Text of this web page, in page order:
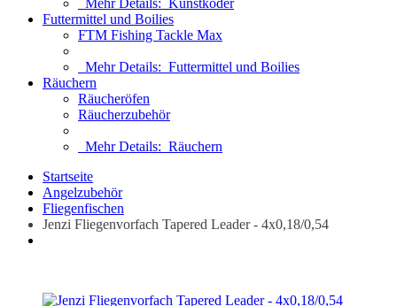
Mehr Details: Kunstköder
Futtermittel und Boilies
FTM Fishing Tackle Max
Mehr Details: Futtermittel und Boilies
Räuchern
Räucheröfen
Räucherzubehör
Mehr Details: Räuchern
Startseite
Angelzubehör
Fliegenfischen
Jenzi Fliegenvorfach Tapered Leader - 4x0,18/0,54